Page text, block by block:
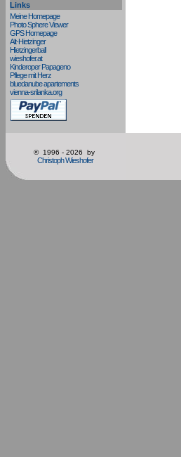
Links
Meine Homepage
Photo Sphere Viewer
GPS Homepage
Alt-Hietzinger
Hietzingerball
wieshofer.at
Kinderoper Papageno
Pflege mit Herz
bluedanube apartements
vienna-srilanka.org
® 1996 - 2026 by
Christoph Wieshofer